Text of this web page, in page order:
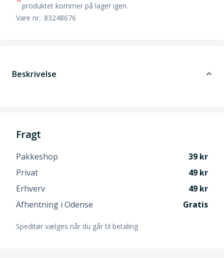
produktet kommer på lager igen.
Vare nr.: 83248676
Beskrivelse
Fragt
Pakkeshop
39
Privat
49
Erhverv
49
Afhentning i Odense
Gratis
Speditør vælges når du går til betaling